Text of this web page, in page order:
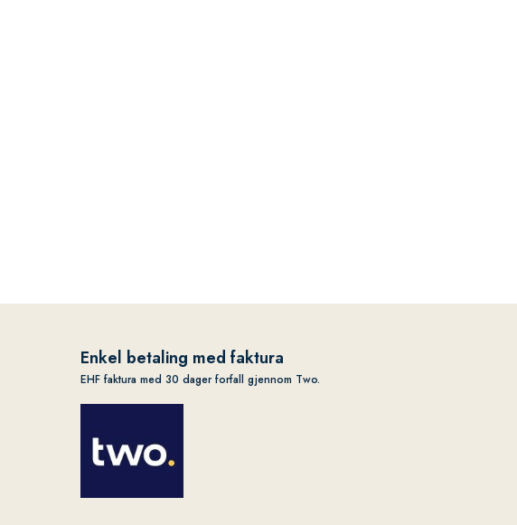
Enkel betaling med faktura
EHF faktura med 30 dager forfall gjennom Two.